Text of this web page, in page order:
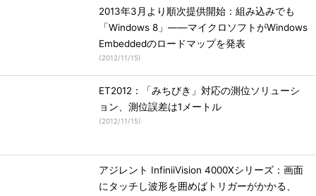
2013年3月より順次提供開始：組み込みでも
「Windows 8」――マイクロソフトがWindows
Embeddedのロードマップを発表
(2012/11/15)
ET2012：「みちびき」対応の測位ソリューシ
ョン、測位誤差は1メートル
(2012/11/15)
アジレント InfiniiVision 4000Xシリーズ：画面
にタッチし波形を囲めばトリガーがかかる、